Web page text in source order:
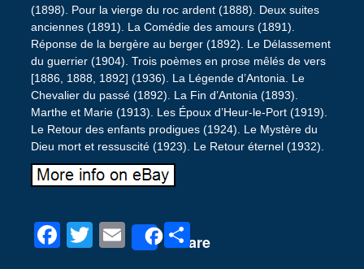
(1898). Pour la vierge du roc ardent (1888). Deux suites
anciennes (1891). La Comédie des amours (1891).
Réponse de la bergère au berger (1892). Le Délassement
du guerrier (1904). Trois poèmes en prose mêlés de vers
[1886, 1888, 1892] (1936). La Légende d’Antonia. Le
Chevalier du passé (1892). La Fin d’Antonia (1893).
Marthe et Marie (1913). Les Époux d’Heur-le-Port (1919).
Le Retour des enfants prodigues (1924). Le Mystère du
Dieu mort et ressuscité (1923). Le Retour éternel (1932).
F
T
E
Share
P